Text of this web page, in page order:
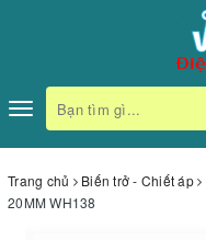
Toggle
navigation
Trang chủ Biến trở - Chiết áp
20MM WH138